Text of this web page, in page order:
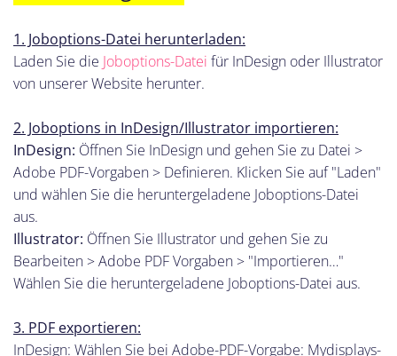
1. Joboptions-Datei herunterladen:
Laden Sie die Joboptions-Datei für InDesign oder Illustrator
von unserer Website herunter.
2. Joboptions in InDesign/Illustrator importieren:
InDesign: Öffnen Sie InDesign und gehen Sie zu Datei >
Adobe PDF-Vorgaben > Definieren. Klicken Sie auf "Laden"
und wählen Sie die heruntergeladene Joboptions-Datei
aus.
Illustrator: Öffnen Sie Illustrator und gehen Sie zu
Bearbeiten > Adobe PDF Vorgaben > "Importieren…"
Wählen Sie die heruntergeladene Joboptions-Datei aus.
3. PDF exportieren:
InDesign: Wählen Sie bei Adobe-PDF-Vorgabe: Mydisplays-